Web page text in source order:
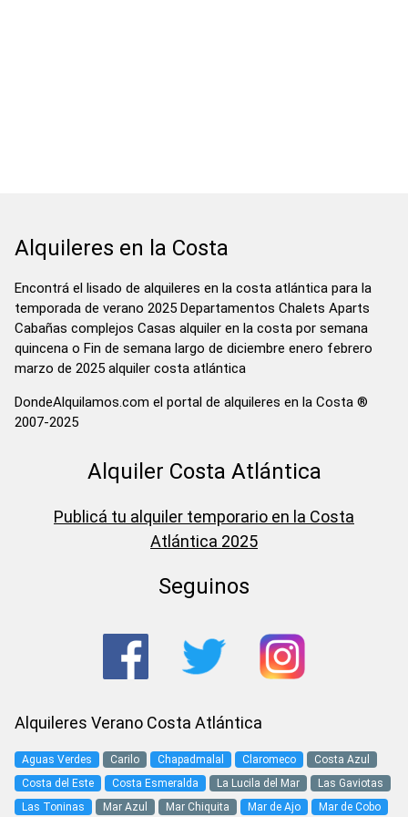
Alquileres en la Costa
Encontrá el lisado de alquileres en la costa atlántica para la
temporada de verano 2025 Departamentos Chalets Aparts
Cabañas complejos Casas alquiler en la costa por semana
quincena o Fin de semana largo de diciembre enero febrero
marzo de 2025 alquiler costa atlántica
DondeAlquilamos.com el portal de alquileres en la Costa ®
2007-2025
Alquiler Costa Atlántica
Publicá tu alquiler temporario en la Costa
Atlántica 2025
Seguinos
Alquileres Verano Costa Atlántica
Aguas Verdes Carilo Chapadmalal Claromeco
Costa Azul
Costa del Este
Costa Esmeralda La Lucila del Mar
Las Gaviotas
Las Toninas
Mar Azul Mar Chiquita Mar de Ajo Mar de Cobo